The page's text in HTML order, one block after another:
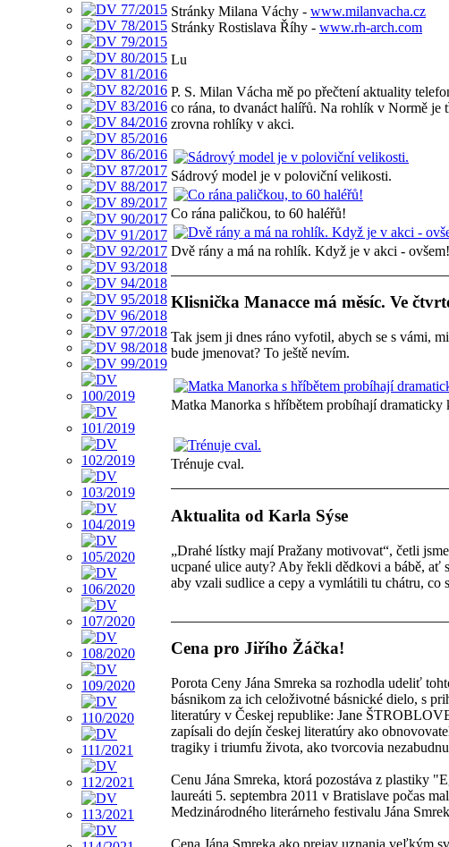
Stránky Milana Váchy - www.milanvacha.cz
Stránky Rostislava Říhy - www.rh-arch.com
Lu
P. S. Milan Vácha mě po přečtení aktuality
co rána, to dvanáct halířů. Na rohlík v Normě je
zrovna rohlíky v akci.
Sádrový model je v poloviční velikosti.
Co rána paličkou, to 60 haléřů!
Dvě rány a má na rohlík. Když je v akci - ovšem!
Klisnička Manacce má měsíc. Ve
Tak jsem ji dnes ráno vyfotil, abych se s vámi,
bude jmenovat? To ještě nevím.
Matka Manorka s hříbětem probíhají dramaticky
Trénuje cval.
Aktualita od Karla Sýse
„Drahé lístky mají Pražany motivovat“, četli
ucpané ulice auty? Aby řekli dědkovi a bábě, ať
aby vzali sudlice a cepy a vymlátili tu chátru, co
Cena pro Jiřího Žáčka!
Porota Ceny Jána Smreka sa rozhodla udeliť
básnikom za ich celoživotné básnické dielo, s
literatúry v Českej republike: Jane
zapísali do dejín českej literatúry ako
tragiky i triumfu života, ako tvorcovia
Cenu Jána Smreka, ktorá pozostáva z plastiky
laureáti 5. septembra 2011 v Bratislave počas
Medzinárodného literárneho festivalu Jána
Cena Jána Smreka ako prejav uznania veľkým